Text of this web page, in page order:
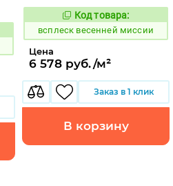
235677
Код товара:
всплеск весенней миссии
Цена
6 578 руб./м²
Заказ в 1 клик
В корзину